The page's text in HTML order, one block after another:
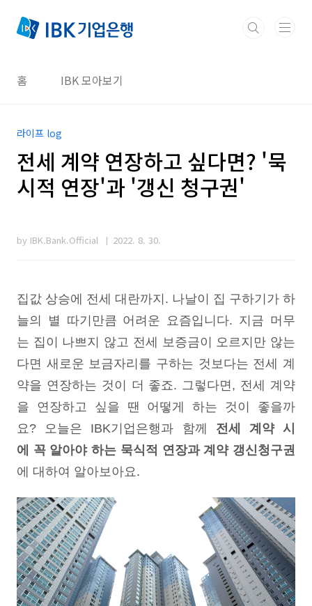
홈 IBK 모아보기
라이프 log
전세 계약 연장하고 싶다면? '묵
시적 연장'과 '갱신 청구권'
by IBK.Bank.Official 2022. 8. 30.
집값 상승에 전세 대란까지. 나날이 집 구하기가 하
늘의 별 따기만큼 어려운 요즘입니다. 지금 머무
는 집이 나쁘지 않고 전세 보증금이 오르지만 않는
다면 새로운 보금자리를 구하는 것보다는 전세 계
약을 연장하는 것이 더 좋죠. 그렇다면, 전세 계약
을 연장하고 싶을 땐 어떻게 하는 것이 좋을까
요? 오늘은 IBK기업은행과 함께 전세 계약 시
에 꼭 알아야 하는 묵식적 연장과 계약 갱신청구권
에 대하여 알아보아요.